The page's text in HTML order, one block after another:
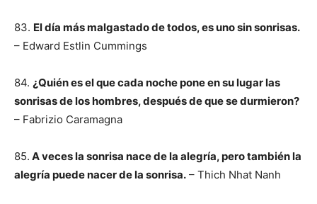
83. El día más malgastado de todos, es uno sin sonrisas.
– Edward Estlin Cummings
84. ¿Quién es el que cada noche pone en su lugar las
sonrisas de los hombres, después de que se durmieron?
– Fabrizio Caramagna
85. A veces la sonrisa nace de la alegría, pero también la
alegría puede nacer de la sonrisa. – Thich Nhat Nanh